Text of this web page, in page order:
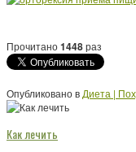
Прочитано1448раз
Опубликовано в Диета |
Как лечить